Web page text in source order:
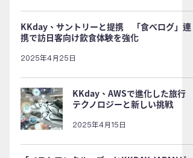
KKday、サントリーと提携 「食べログ」連
携で訪日客向け飲食体験を強化
2025年4月25日
KKday、AWSで進化した旅行
テクノロジーと新しい挑戦
2025年4月15日